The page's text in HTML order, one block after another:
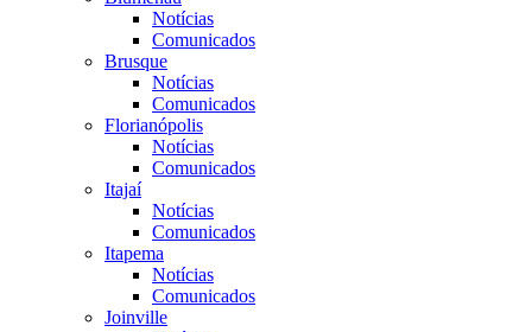
Notícias
Comunicados
Brusque
Notícias
Comunicados
Florianópolis
Notícias
Comunicados
Itajaí
Notícias
Comunicados
Itapema
Notícias
Comunicados
Joinville